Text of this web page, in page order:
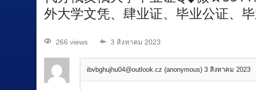
外大学文凭、肆业证、毕业公证、
266 views 3 สิงหาคม 2023
ibvbghujhu04@outlook.cz (anonymous) 3 สิงหาคม 2023